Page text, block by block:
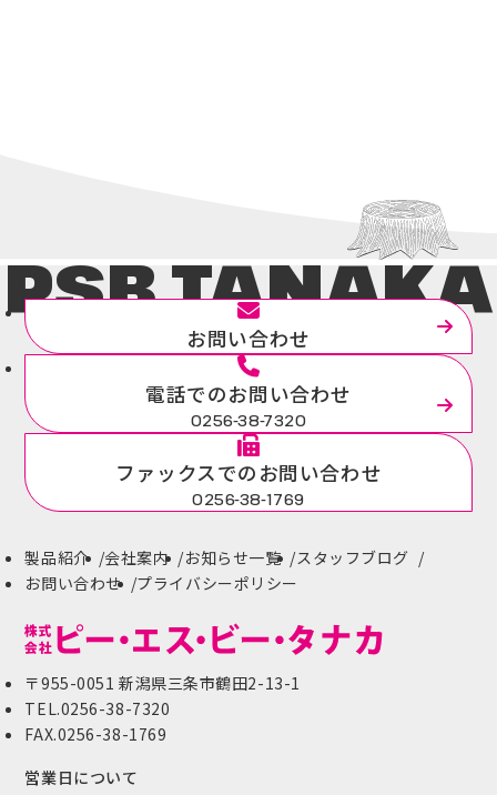
PSB.TANAKA
お問い合わせ
電話でのお問い合わせ
0256-38-7320
ファックスでのお問い合わせ
0256-38-1769
製品紹介 会社案内 お知らせ一覧
スタッフブログ
お問い合わせ
プライバシーポリシー
〒955-0051 新潟県三条市鶴田2-13-1
TEL.0256-38-7320
FAX.0256-38-1769
営業日について